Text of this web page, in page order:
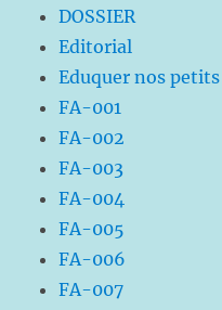
DOSSIER
Editorial
Eduquer nos petits
FA-001
FA-002
FA-003
FA-004
FA-005
FA-006
FA-007